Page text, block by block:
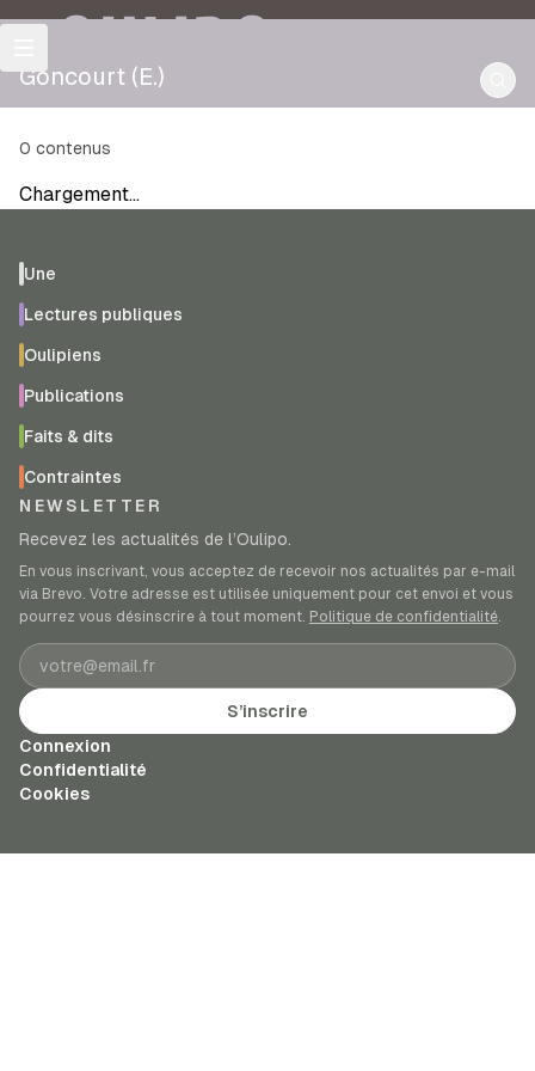
OULIPO
Goncourt (E.)
0 contenus
Chargement…
Une
Lectures publiques
Oulipiens
Publications
Faits & dits
Contraintes
NEWSLETTER
Recevez les actualités de l’Oulipo.
En vous inscrivant, vous acceptez de recevoir nos actualités par e-mail
via Brevo. Votre adresse est utilisée uniquement pour cet envoi et vous
pourrez vous désinscrire à tout moment. Politique de confidentialité.
Adresse e-mail
S’inscrire
Connexion
Confidentialité
Cookies